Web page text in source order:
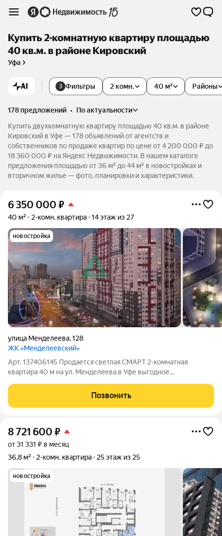
Купить 2-комнатную квартиру площадью
40 кв.м. в районе Кировский
Уфа
AI 3 Фильтры 2 комн. 40 м² Районы
178 предложений •
по актуальности
Купить двухкомнатную квартиру площадью 40 кв.м. в районе
Кировский в Уфе — 178 объявлений от агентств и
собственников по продаже квартир по цене от 4 200 000 ₽ до
18 360 000 ₽ на Яндекс Недвижимости. В нашем каталоге
предложения площадью от 36 м² до 44 м² в новостройках и
вторичном жилье — фото, планировки и характеристики.
6 350 000 ₽
40 м² 2-комн. квартира 14 этаж из 27
новостройка
улица Менделеева,128
ЖК «Менделеевский»
Арт. 137406145 Продается светлая СМАРТ 2-комнатная
квартира 40 м на ул. Менделеева в Уфе выгодное
ипотека под 6%. Квартира без ремонта, что дает вам полную
свободу планирования и экономию по
Позвонить
8 721 600 ₽
от 31 331 ₽ в месяц
36,8 м²
2-комн. квартира 25 этаж из 25
новостройка